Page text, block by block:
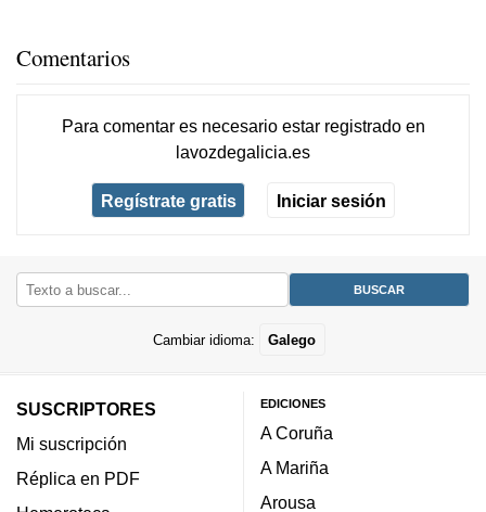
Comentarios
Para comentar es necesario estar registradoen
lavozdegalicia.es
Regístrate gratis Iniciar sesión
Cambiar idioma: Galego
SUSCRIPTORES
Mi suscripción
Réplica en PDF
EDICIONES
A Coruña
A Mariña
Arousa